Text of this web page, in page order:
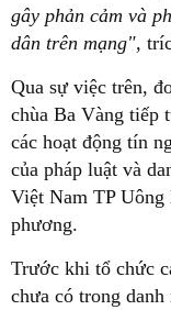
gây phản cảm và
dân trên mạng",
Qua sự việc trên,
chùa Ba Vàng tiếp
các hoạt động tín
của pháp luật và
Việt Nam TP Uông
phương.
Trước khi tổ chức
chưa có trong danh